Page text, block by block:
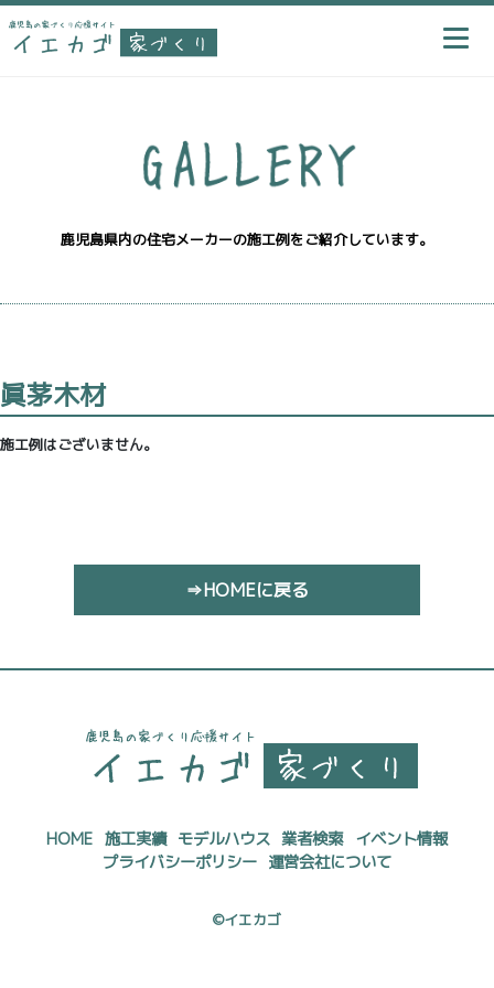
鹿児島県内の住宅メーカーの施工例をご紹介しています。
眞茅木材
施工例はございません。
⇒HOMEに戻る
HOME 施工実績 モデルハウス 業者検索 イベント情報
プライバシーポリシー 運営会社について
©イエカゴ